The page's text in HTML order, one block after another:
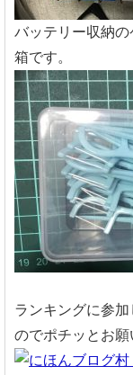
バッテリー収納
箱です。
ランキングに参
のでポチッとお願